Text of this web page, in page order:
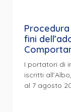
fini
I portatori di
iscritti
al 7 agosto